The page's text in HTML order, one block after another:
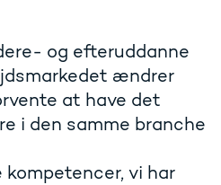
og efteruddanne
ændrer
at have det
i den samme branche
kompetencer, vi har